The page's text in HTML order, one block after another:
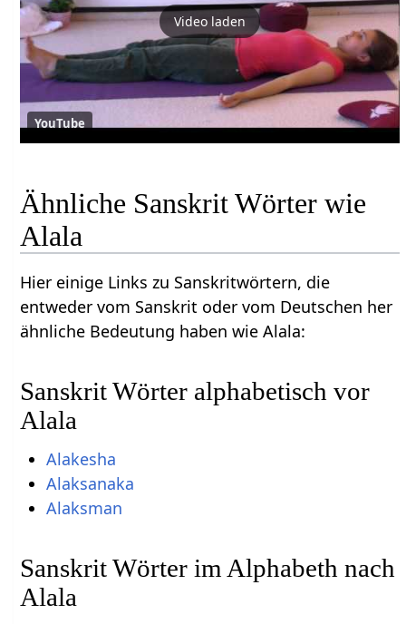
Video laden
YouTube
Ähnliche Sanskrit Wörter wie
Alala
Hier einige Links zu Sanskritwörtern, die
entweder vom Sanskrit oder vom Deutschen her
ähnliche Bedeutung haben wie Alala:
Sanskrit Wörter alphabetisch vor
Alala
Alakesha
Alaksanaka
Alaksman
Sanskrit Wörter im Alphabeth nach
Alala